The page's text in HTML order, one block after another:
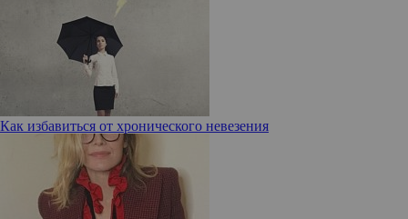
Как избавиться от хронического невезения